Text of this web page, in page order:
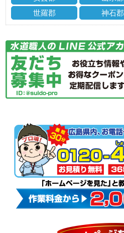
世羅郡
神石郡